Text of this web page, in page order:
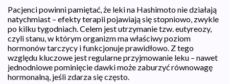
Pacjenci powinni pamiętać, że leki na Hashimoto nie działają
natychmiast – efekty terapii pojawiają się stopniowo, zwykle
po kilku tygodniach. Celem jest utrzymanie tzw. eutyreozy,
czyli stanu, w którym organizm ma właściwy poziom
hormonów tarczycy i funkcjonuje prawidłowo. Z tego
względu kluczowe jest regularne przyjmowanie leku – nawet
jednodniowe pominięcie dawki może zaburzyć równowagę
hormonalną, jeśli zdarza się często.